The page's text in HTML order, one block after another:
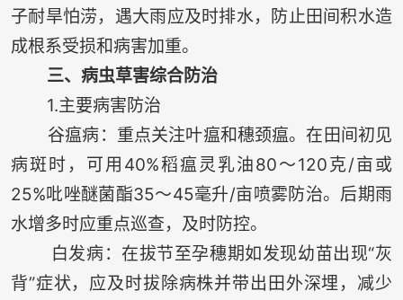
子耐旱怕涝，遇大雨应及时排水，防止田间积水造
成根系受损和病害加重。
三、病虫草害综合防治
1.主要病害防治
谷瘟病：重点关注叶瘟和穗颈瘟。在田间初见
病斑时，可用40%稻瘟灵乳油80～120克/亩或
25%吡唑醚菌酯35～45毫升/亩喷雾防治。后期雨
水增多时应重点巡查，及时防控。
白发病：在拔节至孕穗期如发现幼苗出现“灰
背”症状，应及时拔除病株并带出田外深埋，减少